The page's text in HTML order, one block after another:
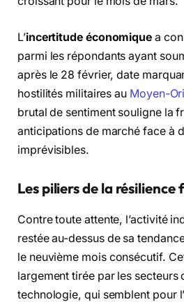
L’incertitude économique a
parmi les répondants ayant
après le 28 février, date
hostilités militaires au Moyen-
brutal de sentiment souligne la
anticipations de marché face à
imprévisibles.
Les piliers de la résilience
Contre toute attente, l’activité
restée au-dessus de sa
le neuvième mois consécutif.
largement tirée par les secteurs
technologie, qui semblent pour